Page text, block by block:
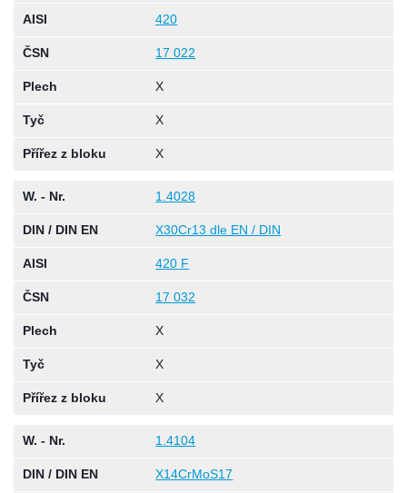
AISI 420
ČSN 17 022
Plech X
Tyč X
Přířez z bloku X
W. - Nr. 1.4028
DIN / DIN EN X30Cr13 dle EN / DIN
AISI 420 F
ČSN 17 032
Plech X
Tyč X
Přířez z bloku X
W. - Nr. 1.4104
DIN / DIN EN X14CrMoS17